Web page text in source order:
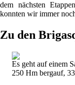
dem nächsten
konnten wir immer
Zu den
Es geht auf einem
250 Hm bergauf,